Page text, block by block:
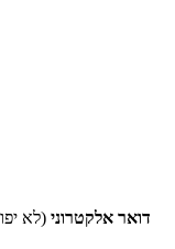
דואר אלקטרוני (לא